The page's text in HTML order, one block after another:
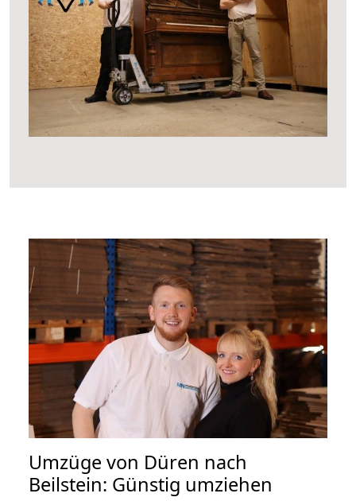
Umzüge von Düren nach
Beilstein: Günstig umziehen